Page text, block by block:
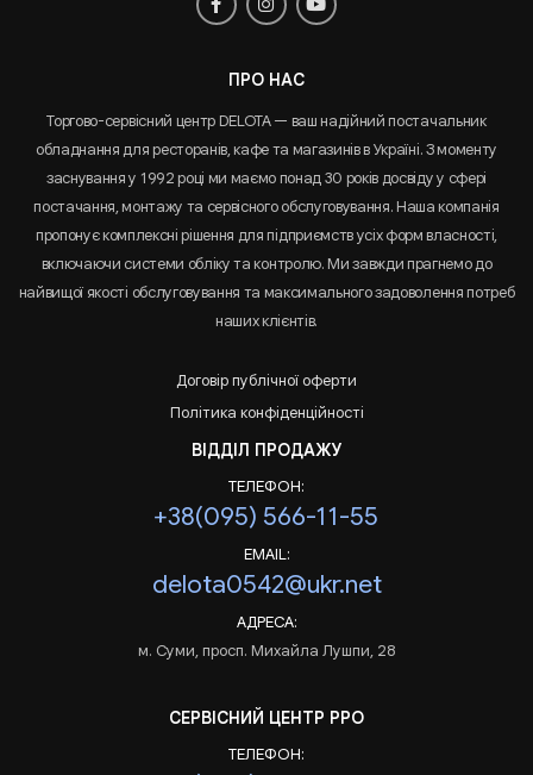
ПРО НАС
Торгово-сервісний центр DELOTA — ваш надійний постачальник
обладнання для ресторанів, кафе та магазинів в Україні. З моменту
заснування у 1992 році ми маємо понад 30 років досвіду у сфері
постачання, монтажу та сервісного обслуговування. Наша компанія
пропонує комплексні рішення для підприємств усіх форм власності,
включаючи системи обліку та контролю. Ми завжди прагнемо до
найвищої якості обслуговування та максимального задоволення потреб
наших клієнтів.
Договір публічної оферти
Політика конфіденційності
ВІДДІЛ ПРОДАЖУ
ТЕЛЕФОН:
+38(095) 566-11-55
EMAIL:
delota0542@ukr.net
АДРЕСА:
м. Суми, просп. Михайла Лушпи, 28
СЕРВІСНИЙ ЦЕНТР РРО
ТЕЛЕФОН: